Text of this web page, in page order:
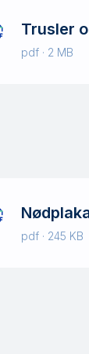
Trusler
pdf · 2 MB
pdf · 245 KB